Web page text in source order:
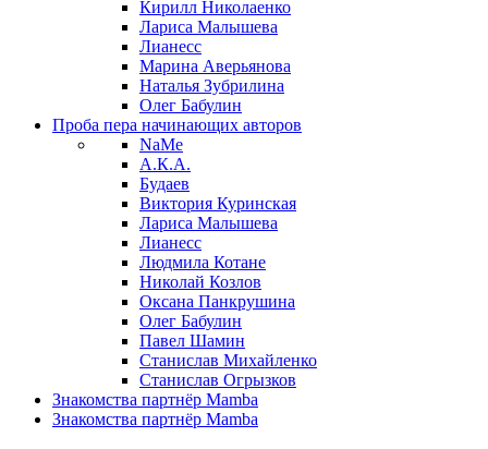
Кирилл Николаенко
Лариса Малышева
Лианесс
Марина Аверьянова
Наталья Зубрилина
Олег Бабулин
Проба пера начинающих авторов
NaMe
А.К.А.
Будаев
Виктория Куринская
Лариса Малышева
Лианесс
Людмила Котане
Николай Козлов
Оксана Панкрушина
Олег Бабулин
Павел Шамин
Станислав Михайленко
Станислав Огрызков
Знакомства партнёр Mamba
Знакомства партнёр Mamba